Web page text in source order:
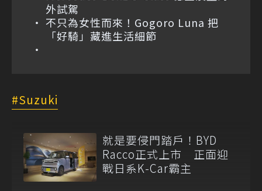
外試駕
不只為女性而來！Gogoro Luna 把
「好騎」藏進生活細節
Suzuki
就是要侵門踏戶！BYD
Racco正式上市 正面迎
戰日系K-Car霸主